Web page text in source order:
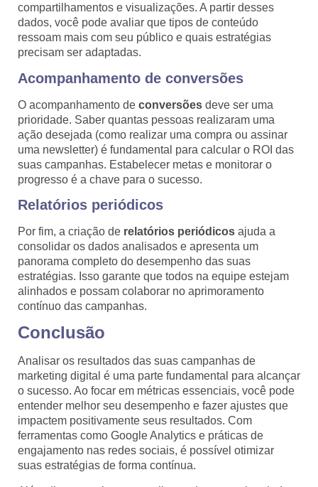
compartilhamentos e visualizações. A partir desses
dados, você pode avaliar que tipos de conteúdo
ressoam mais com seu público e quais estratégias
precisam ser adaptadas.
Acompanhamento de conversões
O acompanhamento de conversões deve ser uma
prioridade. Saber quantas pessoas realizaram uma
ação desejada (como realizar uma compra ou assinar
uma newsletter) é fundamental para calcular o ROI das
suas campanhas. Estabelecer metas e monitorar o
progresso é a chave para o sucesso.
Relatórios periódicos
Por fim, a criação de relatórios periódicos ajuda a
consolidar os dados analisados e apresenta um
panorama completo do desempenho das suas
estratégias. Isso garante que todos na equipe estejam
alinhados e possam colaborar no aprimoramento
contínuo das campanhas.
Conclusão
Analisar os resultados das suas campanhas de
marketing digital é uma parte fundamental para alcançar
o sucesso. Ao focar em métricas essenciais, você pode
entender melhor seu desempenho e fazer ajustes que
impactem positivamente seus resultados. Com
ferramentas como Google Analytics e práticas de
engajamento nas redes sociais, é possível otimizar
suas estratégias de forma contínua.